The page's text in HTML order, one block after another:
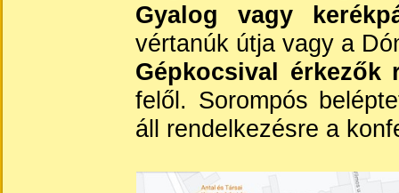
Gyalog vagy
vértanúk útja vagy a
Gépkocsival érkezők
felől. Sorompós
áll rendelkezésre a